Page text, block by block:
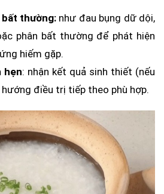
thường: như đau bụng dữ dội,
phân bất thường để phát hiện
hiếm gặp.
hẹn: nhận kết quả sinh thiết (nếu
điều trị tiếp theo phù hợp.